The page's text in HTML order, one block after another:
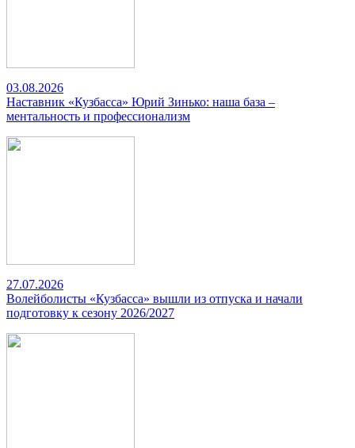
03.08.2026
Наставник «Кузбасса» Юрий Зинько: наша база –
ментальность и профессионализм
27.07.2026
Волейболисты «Кузбасса» вышли из отпуска и начали
подготовку к сезону 2026/2027